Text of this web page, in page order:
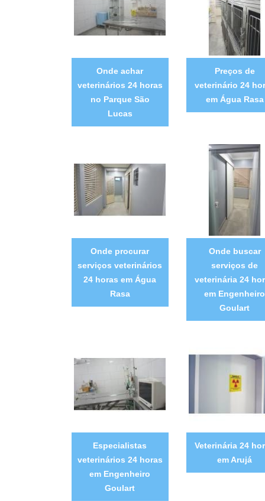
Onde achar
veterinários 24 horas
no Parque São
Lucas
Preços de
veterinário 24
em Água Rasa
Onde procurar
serviços veterinários
24 horas em Água
Rasa
Onde buscar
serviços de
veterinária 24
em Engenheiro
Goulart
Especialistas
veterinários 24 horas
em Engenheiro
Goulart
Veterinária 24
em Arujá